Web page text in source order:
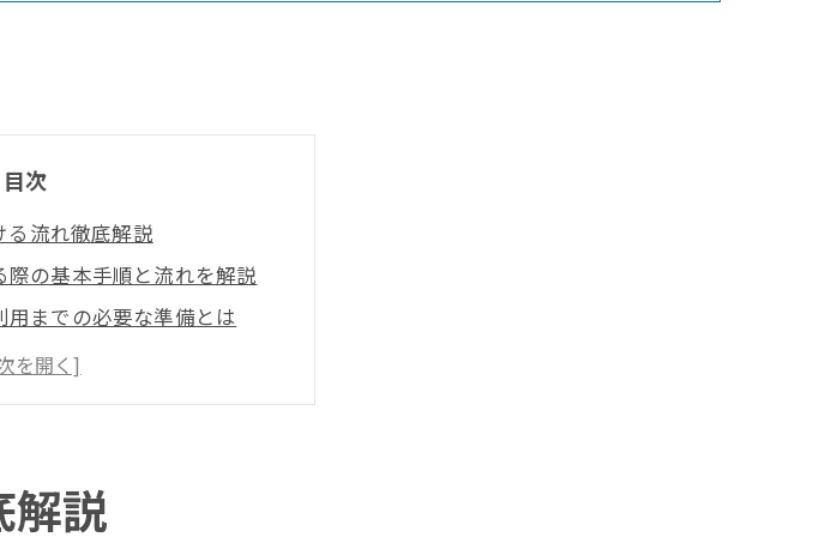
目次
る流れ徹底解説
際の基本手順と流れを解説
用までの必要な準備とは
就労支援の進め方を把握
込みで気をつけたいポイント
条件を整理
な就労支援の種類まとめ
解説